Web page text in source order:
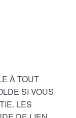
À TOUT
SI VOUS
LES